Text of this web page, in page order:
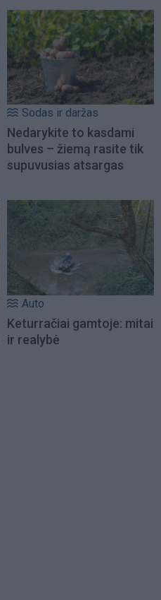
Sodas ir daržas
Nedarykite to kasdami
bulves – žiemą rasite tik
supuvusias atsargas
Auto
Keturračiai gamtoje: mitai
ir realybė